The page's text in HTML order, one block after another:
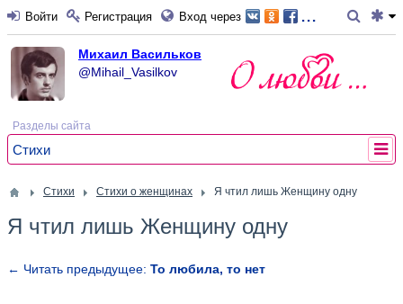
Войти Регистрация Вход через ...
Михаил Васильков
@Mihail_Vasilkov
Разделы сайта
Стихи
Стихи Стихи о женщинах Я чтил лишь Женщину одну
Я чтил лишь Женщину одну
← Читать предыдущее: То любила, то нет